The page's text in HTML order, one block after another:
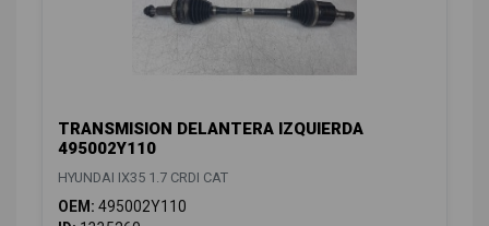
TRANSMISION DELANTERA IZQUIERDA
495002Y110
HYUNDAI IX35 1.7 CRDI CAT
OEM: 495002Y110